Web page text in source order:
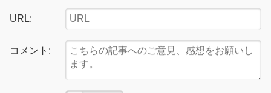
URL:
コメント: